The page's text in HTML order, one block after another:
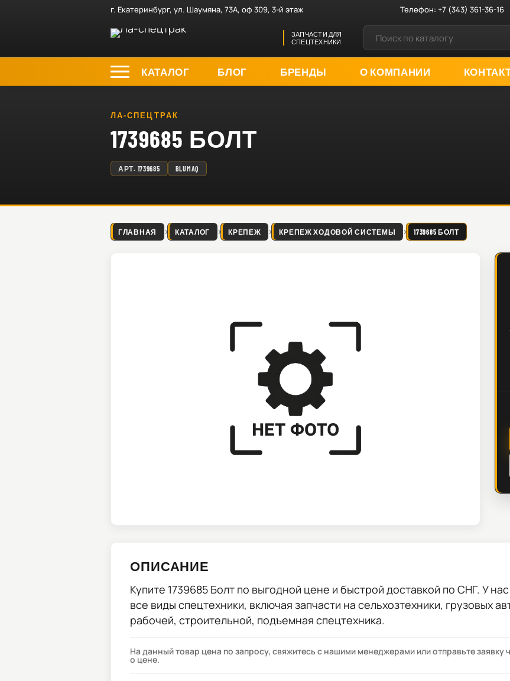
г. Екатеринбург, ул. Шаумяна, 73А, оф 309, 3-й этаж Телефон:+7 (343) 361-36-16
ЗАПЧАСТИ ДЛЯ
СПЕЦТЕХНИКИ
КАТАЛОГ БЛОГ БРЕНДЫ О КОМПАНИИ
ЛА-СПЕЦТРАК
1739685 БОЛТ
АРТ. 1739685 BLUMAQ
ГЛАВНАЯ КАТАЛОГ КРЕПЕЖ КРЕПЕЖ ХОДОВОЙ СИСТЕМЫ 1739685 БОЛТ
ОПИСАНИЕ
Купите 1739685 Болт по выгодной цене и быстрой доставкой по СНГ. У
все виды спецтехники, включая запчасти на сельхозтехники, грузовых
рабочей, строительной, подъемная спецтехника.
На данный товар цена по запросу, свяжитесь с нашими менеджерами или отправьте
о цене.